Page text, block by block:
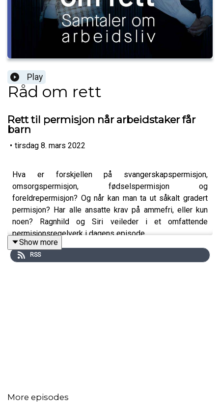
Play
Råd om rett
Rett til permisjon når arbeidstaker får
barn
• tirsdag 8. mars 2022
Hva er forskjellen på svangerskapspermisjon,
omsorgspermisjon, fødselspermisjon og
foreldrepermisjon? Og når kan man ta ut såkalt gradert
permisjon? Har alle ansatte krav på ammefri, eller kun
noen? Ragnhild og Siri veileder i et omfattende
permisjonsregelverk i dagens episode.
Show more
RSS
More episodes